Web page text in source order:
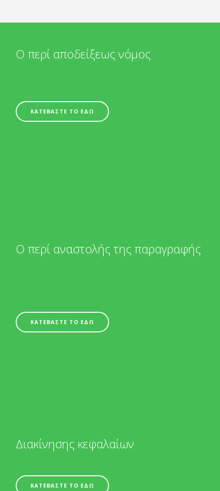
Ο περί αποδείξεως νόμος
ΚΑΤΕΒΑΣΤΕ ΤΟ ΕΔΩ
Ο περί αναστολής της παραγραφής
ΚΑΤΕΒΑΣΤΕ ΤΟ ΕΔΩ
Διακίνησης κεφαλαίων
ΚΑΤΕΒΑΣΤΕ ΤΟ ΕΔΩ